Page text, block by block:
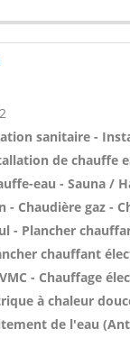
sanitaire -
de chauffe
eau - Sauna /
- Chaudière gaz -
- Plancher
chauffant
- Chauffage
à chaleur
de l'eau